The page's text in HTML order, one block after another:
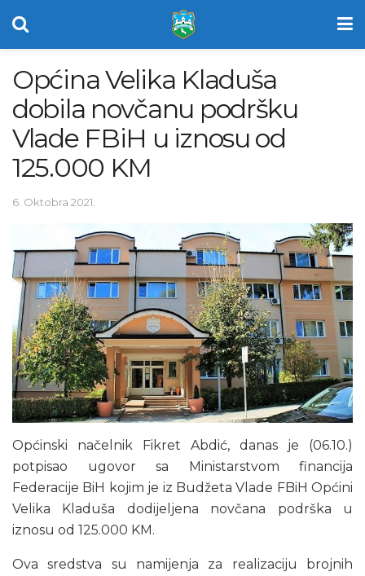
Općina Velika Kladuša
dobila novčanu podršku
Vlade FBiH u iznosu od
125.000 KM
6. Oktobra 2021.
Općinski načelnik Fikret Abdić, danas je (06.10.)
potpisao ugovor sa Ministarstvom financija
Federacije BiH kojim je iz Budžeta Vlade FBiH Općini
Velika Kladuša dodijeljena novčana podrška u
iznosu od 125.000 KM.
Ova sredstva su namijenja za realizaciju brojnih